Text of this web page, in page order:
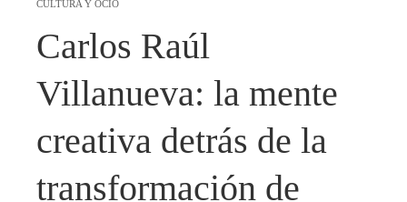
CULTURA Y OCIO
Carlos Raúl
Villanueva: la mente
creativa detrás de la
transformación de